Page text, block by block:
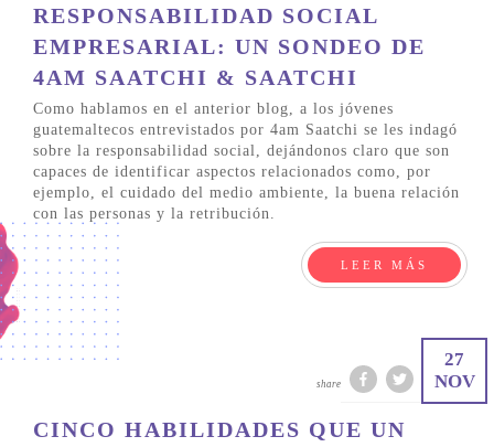
RESPONSABILIDAD SOCIAL
EMPRESARIAL: UN SONDEO DE
4AM SAATCHI & SAATCHI
Como hablamos en el anterior blog, a los jóvenes
guatemaltecos entrevistados por 4am Saatchi se les indagó
sobre la responsabilidad social, dejándonos claro que son
capaces de identificar aspectos relacionados como, por
ejemplo, el cuidado del medio ambiente, la buena relación
con las personas y la retribución.
LEER MÁS
27
NOV
share
CINCO HABILIDADES QUE UN